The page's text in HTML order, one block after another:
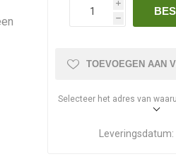
i
h
TOEVOEGEN AAN
Selecteer het adres van
Leveringsdatum: